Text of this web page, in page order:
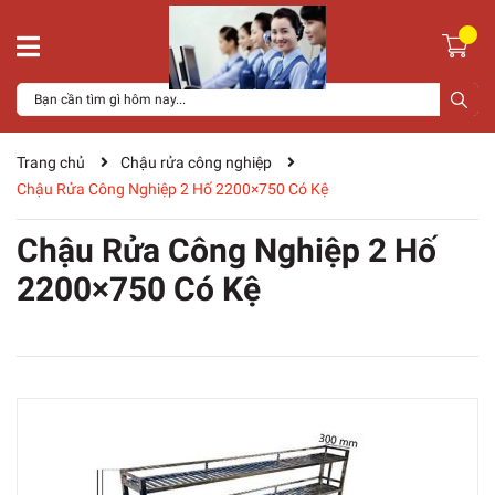
Trang chủ
Chậu rửa công nghiệp
Chậu Rửa Công Nghiệp 2 Hố 2200×750 Có Kệ
Chậu Rửa Công Nghiệp 2 Hố
2200×750 Có Kệ